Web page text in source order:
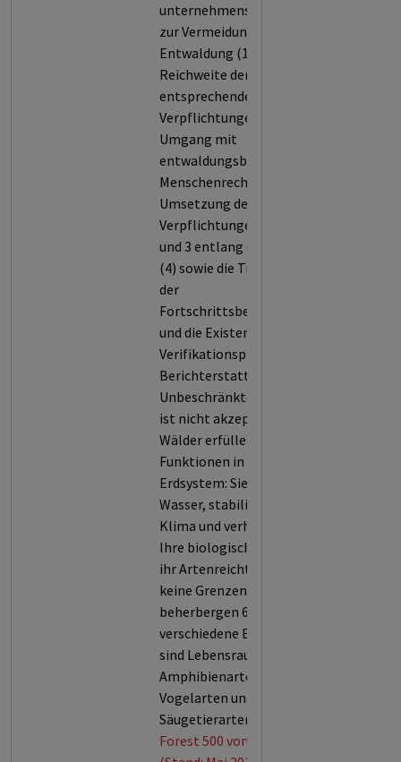
unternehmensweite Ansatz
zur Vermeidung von
Entwaldung (1), die Stärke und
Reichweite der
entsprechenden
Verpflichtungen (2), der
Umgang mit
entwaldungsbedingten
Menschenrechtsrisiken (3), die
Umsetzung der
Verpflichtungen in Kriterium 2
und 3 entlang der Lieferkette
(4) sowie die Transparenz bei
der
Fortschrittsberichterstattung
und die Existenz von
Verifikationsprozessen dieser
Berichterstattung (5).
Unbeschränkte Entwaldung
ist nicht akzeptabel, denn
Wälder erfüllen zentrale
Funktionen in unserem
Erdsystem: Sie filtern Luft und
Wasser, stabilisieren das
Klima und verhindern Erosion.
Ihre biologische Vielfalt und
ihr Artenreichtum kennen
keine Grenzen. Sie
beherbergen 60.000
verschiedene Baumarten und
sind Lebensraum für 80 % der
Amphibienarten, 75 % der
Vogelarten und 68 % der
Säugetierarten.
Forest 500 von Global Canopy